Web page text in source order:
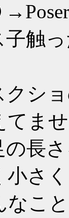
触
クシ
てま
の長
小さ
なこ